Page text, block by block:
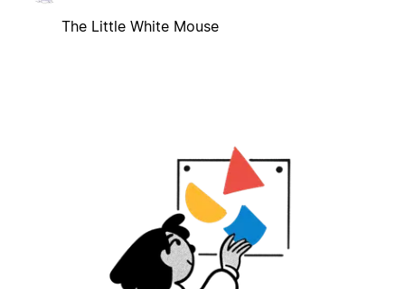
The Little White Mouse